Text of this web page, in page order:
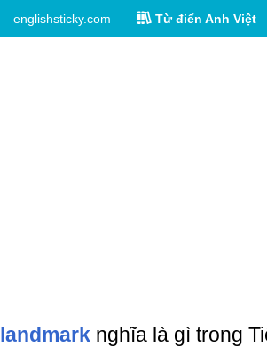
englishsticky.com Từ điển Anh Việt
landmark nghĩa là gì trong